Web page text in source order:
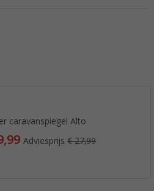
caravanspiegel Alto
Adviesprijs€ 27,99